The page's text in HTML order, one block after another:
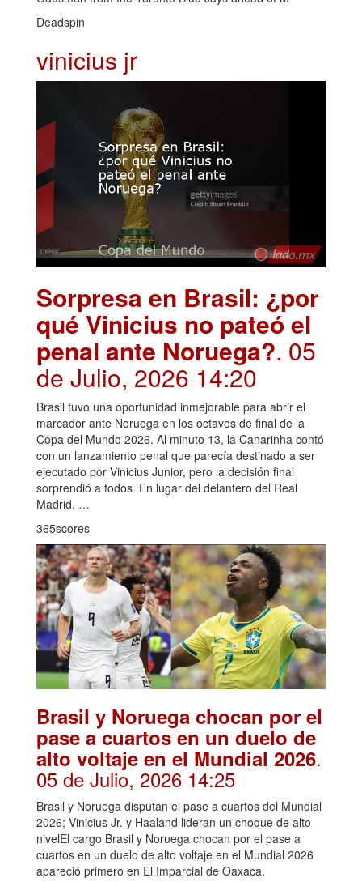
Deadspin
vinicius jr
Sorpresa en Brasil: ¿por
qué Vinicius no pateó el
penal ante Noruega?. 05
de Julio, 2026 14:20
Brasil tuvo una oportunidad inmejorable para abrir el
marcador ante Noruega en los octavos de final de la
Copa del Mundo 2026. Al minuto 13, la Canarinha contó
con un lanzamiento penal que parecía destinado a ser
ejecutado por Vinicius Junior, pero la decisión final
sorprendió a todos. En lugar del delantero del Real
Madrid, …
365scores
Brasil y Noruega chocan por el
pase a cuartos en un duelo de
alto voltaje en el Mundial 2026.
05 de Julio, 2026 14:25
Brasil y Noruega disputan el pase a cuartos del Mundial
2026; Vinicius Jr. y Haaland lideran un choque de alto
nivelEl cargo Brasil y Noruega chocan por el pase a
cuartos en un duelo de alto voltaje en el Mundial 2026
apareció primero en El Imparcial de Oaxaca.